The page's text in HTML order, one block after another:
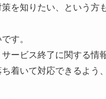
を知りたい、という方
す。
ービス終了に関する情
着いて対応できるよう、